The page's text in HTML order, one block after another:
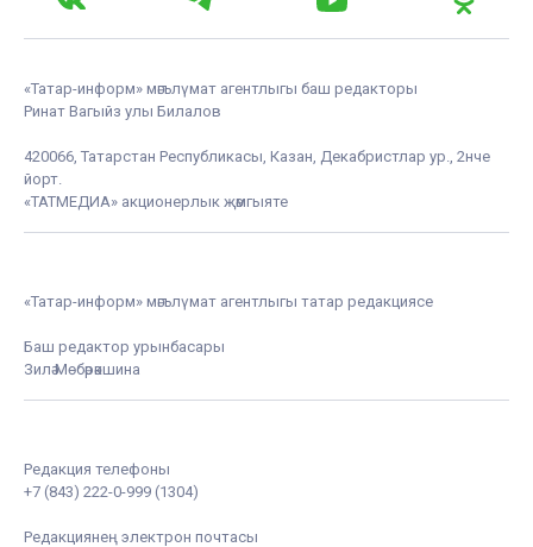
«Татар-информ» мәгълүмат агентлыгы баш редакторы
Ринат Вагыйз улы Билалов
420066, Татарстан Республикасы, Казан, Декабристлар ур., 2нче
йорт.
«ТАТМЕДИА» акционерлык җәмгыяте
«Татар-информ» мәгълүмат агентлыгы татар редакциясе
Баш редактор урынбасары
Зилә Мөбәрәкшина
Редакция телефоны
+7 (843) 222-0-999 (1304)
Редакциянең электрон почтасы